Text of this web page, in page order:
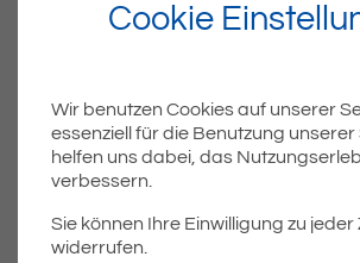
4
Gohren, Bushaltestelle
Cookie
Wir benutzen Cookies auf unserer
essenziell für die Benutzung
helfen uns dabei, das
verbessern.
Sie können Ihre Einwilligung zu jeder
widerrufen.